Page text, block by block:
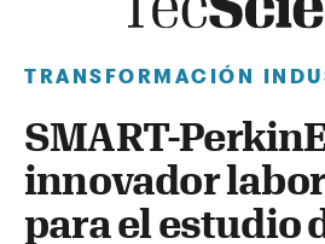
TRANSFORMACIÓN
SMART-
innovador
para el estudio